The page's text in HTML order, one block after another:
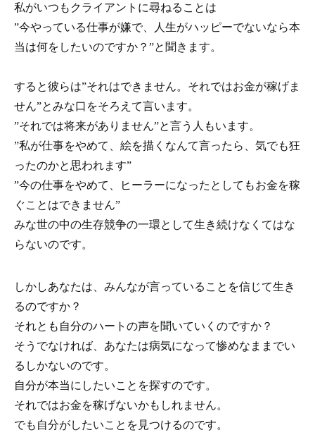
私がいつもクライアントに尋ねることは
”今やっている仕事が嫌で、人生がハッピーでないなら本
当は何をしたいのですか？”と聞きます。
すると彼らは”それはできません。それではお金が稼げま
せん”とみな口をそろえて言います。
”それでは将来がありません”と言う人もいます。
”私が仕事をやめて、絵を描くなんて言ったら、気でも狂
ったのかと思われます”
”今の仕事をやめて、ヒーラーになったとしてもお金を稼
ぐことはできません”
みな世の中の生存競争の一環として生き続けなくてはな
らないのです。
しかしあなたは、みんなが言っていることを信じて生き
るのですか？
それとも自分のハートの声を聞いていくのですか？
そうでなければ、あなたは病気になって惨めなままでい
るしかないのです。
自分が本当にしたいことを探すのです。
それではお金を稼げないかもしれません。
でも自分がしたいことを見つけるのです。